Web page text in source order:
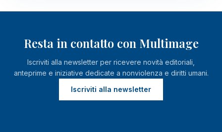
Resta in contatto con Multimage
Iscriviti alla newsletter per ricevere novità editoriali,
anteprime e iniziative dedicate a nonviolenza e diritti umani.
Iscriviti alla newsletter